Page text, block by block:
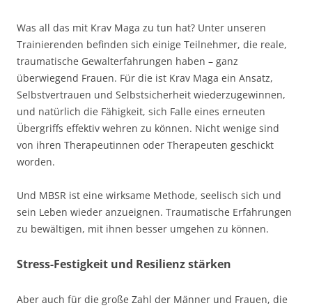
Was all das mit Krav Maga zu tun hat? Unter unseren
Trainierenden befinden sich einige Teilnehmer, die reale,
traumatische Gewalterfahrungen haben – ganz
überwiegend Frauen. Für die ist Krav Maga ein Ansatz,
Selbstvertrauen und Selbstsicherheit wiederzugewinnen,
und natürlich die Fähigkeit, sich Falle eines erneuten
Übergriffs effektiv wehren zu können. Nicht wenige sind
von ihren Therapeutinnen oder Therapeuten geschickt
worden.
Und MBSR ist eine wirksame Methode, seelisch sich und
sein Leben wieder anzueignen. Traumatische Erfahrungen
zu bewältigen, mit ihnen besser umgehen zu können.
Stress-Festigkeit und Resilienz stärken
Aber auch für die große Zahl der Männer und Frauen, die